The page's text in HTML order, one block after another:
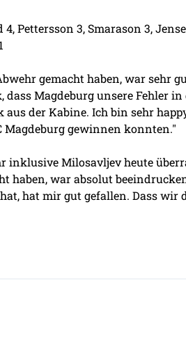
Pettersson 3, Smarason 3,
gemacht haben, war sehr
Magdeburg unsere Fehler in
der Kabine. Ich bin sehr
Magdeburg gewinnen konnten."
inklusive Milosavljev heute
haben, war absolut
hat mir gut gefallen. Dass wir